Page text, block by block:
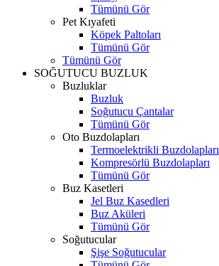
Tümünü Gör
Pet Kıyafeti
Köpek Paltoları
Tümünü Gör
Tümünü Gör
SOĞUTUCU BUZLUK
Buzluklar
Buzluk
Soğutucu Çantalar
Tümünü Gör
Oto Buzdolapları
Termoelektrikli Buzdolapları
Kompresörlü Buzdolapları
Tümünü Gör
Buz Kasetleri
Jel Buz Kasedleri
Buz Aküleri
Tümünü Gör
Soğutucular
Şişe Soğutucular